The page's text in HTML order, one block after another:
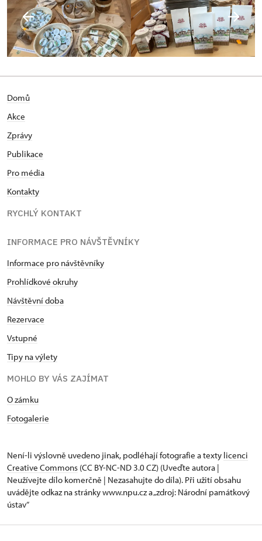
Domů
Akce
Zprávy
Publikace
Pro média
Kontakty
RYCHLÝ KONTAKT
INFORMACE PRO NÁVŠTĚVNÍKY
Informace pro návštěvníky
Prohlídkové okruhy
Návštěvní doba
Rezervace
Vstupné
Tipy na výlety
MOHLO BY VÁS ZAJÍMAT
O zámku
Fotogalerie
Není-li výslovně uvedeno jinak, podléhají fotografie a texty licenci
Creative Commons (CC BY-NC-ND 3.0 CZ) (Uveďte autora |
Neužívejte dílo komerčně | Nezasahujte do díla). Při užití obsahu
uvádějte odkaz na stránky www.npu.cz a „zdroj: Národní památkový
ústav“